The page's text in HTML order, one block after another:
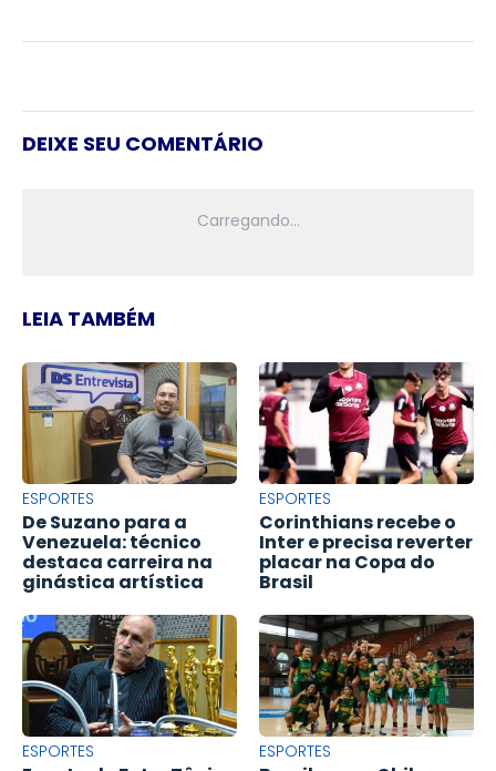
DEIXE SEU COMENTÁRIO
LEIA TAMBÉM
ESPORTES
De Suzano para a
Venezuela: técnico
destaca carreira na
ginástica artística
ESPORTES
Corinthians recebe o
Inter e precisa reverter
placar na Copa do
Brasil
ESPORTES ESPORTES